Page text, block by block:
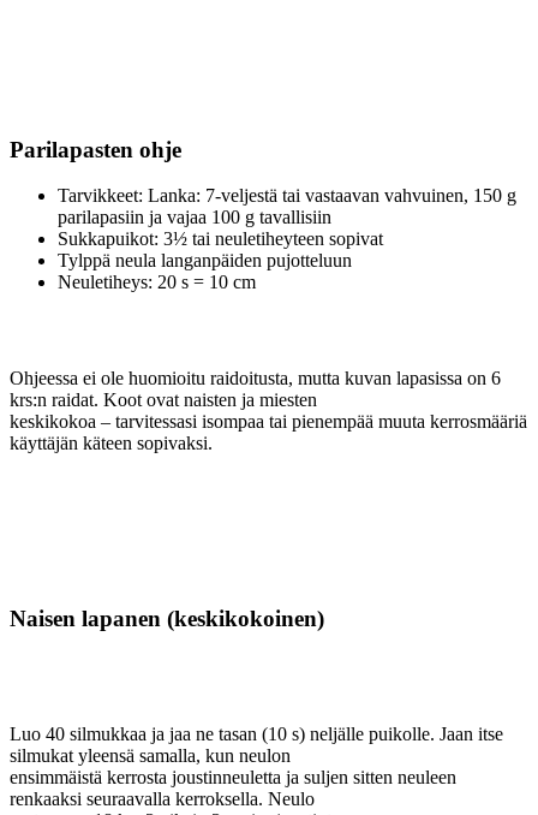
Parilapasten ohje
Tarvikkeet: Lanka: 7-veljestä tai vastaavan vahvuinen, 150 g
parilapasiin ja vajaa 100 g tavallisiin
Sukkapuikot: 3½ tai neuletiheyteen sopivat
Tylppä neula langanpäiden pujotteluun
Neuletiheys: 20 s = 10 cm
Ohjeessa ei ole huomioitu raidoitusta, mutta kuvan lapasissa on 6
krs:n raidat. Koot ovat naisten ja miesten
keskikokoa – tarvitessasi isompaa tai pienempää muuta kerrosmääriä
käyttäjän käteen sopivaksi.
Naisen lapanen (keskikokoinen)
Luo 40 silmukkaa ja jaa ne tasan (10 s) neljälle puikolle. Jaan itse
silmukat yleensä samalla, kun neulon
ensimmäistä kerrosta joustinneuletta ja suljen sitten neuleen
renkaaksi seuraavalla kerroksella. Neulo